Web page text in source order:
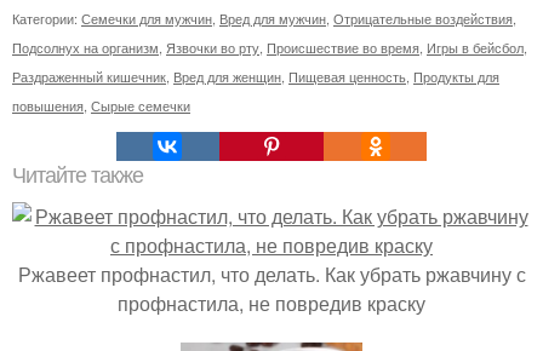
Категории: Семечки для мужчин Вред для мужчин Отрицательные воздействия
Подсолнух на организм Язвочки во рту Происшествие во время Игры в бейсбол
Раздраженный кишечник Вред для женщин Пищевая ценность Продукты для
повышения Сырые семечки
Читайте также
Ржавеет профнастил, что делать. Как убрать ржавчину с
профнастила, не повредив краску